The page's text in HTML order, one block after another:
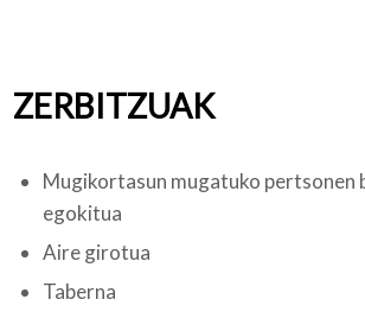
ZERBITZUAK
Mugikortasun mugatuko pertsonen
egokitua
Aire girotua
Taberna